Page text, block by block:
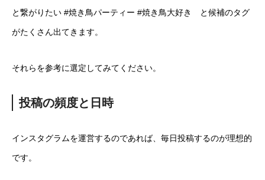
と繋がりたい #焼き鳥パーティー #焼き鳥大好き と候補のタグ
がたくさん出てきます。
それらを参考に選定してみてください。
投稿の頻度と日時
インスタグラムを運営するのであれば、毎日投稿するのが理想的
です。